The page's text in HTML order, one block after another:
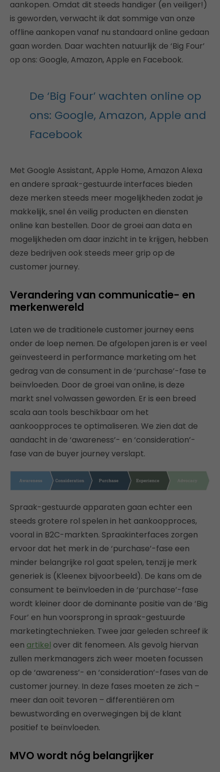
aankopen. Omdat dit steeds handiger (en veiliger!)
is geworden, verwacht ik dat sommige van onze
offline aankopen vanaf nu standaard online gedaan
gaan worden. Daar wachten natuurlijk de ‘Big Four’
op ons: Google, Amazon, Apple en Facebook.
De ‘Big Four’ wachten online op
ons: Google, Amazon, Apple and
Facebook
Met Google Assistant, Apple Home, Amazon Alexa
en andere spraak-gestuurde interfaces bieden
deze merken steeds meer mogelijkheden zodat je
makkelijk, snel én veilig producten en diensten
online kan bestellen. Door de groei aan data en
mogelijkheden om daar inzicht in te krijgen, hebben
deze bedrijven ook steeds meer grip op de
customer journey.
Verandering van communicatie- en
merkenwereld
Laten we de traditionele customer journey eens
onder de loep nemen. De afgelopen jaren is er veel
geïnvesteerd in performance marketing om het
gedrag van de consument in de ‘purchase’-fase te
beïnvloeden. Door de groei van online, is deze
markt snel volwassen geworden. Er is een breed
scala aan tools beschikbaar om het
aankoopproces te optimaliseren. We zien dat de
aandacht in de ‘awareness’- en ‘consideration’-
fase van de buyer journey verslapt.
Spraak-gestuurde apparaten gaan echter een
steeds grotere rol spelen in het aankoopproces,
vooral in B2C-markten. Spraakinterfaces zorgen
ervoor dat het merk in de ‘purchase’-fase een
minder belangrijke rol gaat spelen, tenzij je merk
generiek is (Kleenex bijvoorbeeld). De kans om de
consument te beïnvloeden in de ‘purchase’-fase
wordt kleiner door de dominante positie van de ‘Big
Four’ en hun voorsprong in spraak-gestuurde
marketingtechnieken. Twee jaar geleden schreef ik
een artikel over dit fenomeen. Als gevolg hiervan
zullen merkmanagers zich weer moeten focussen
op de ‘awareness’- en ‘consideration’-fases van de
customer journey. In deze fases moeten ze zich –
meer dan ooit tevoren – differentiëren om
bewustwording en overwegingen bij de klant
positief te beïnvloeden.
MVO wordt nóg belangrijker